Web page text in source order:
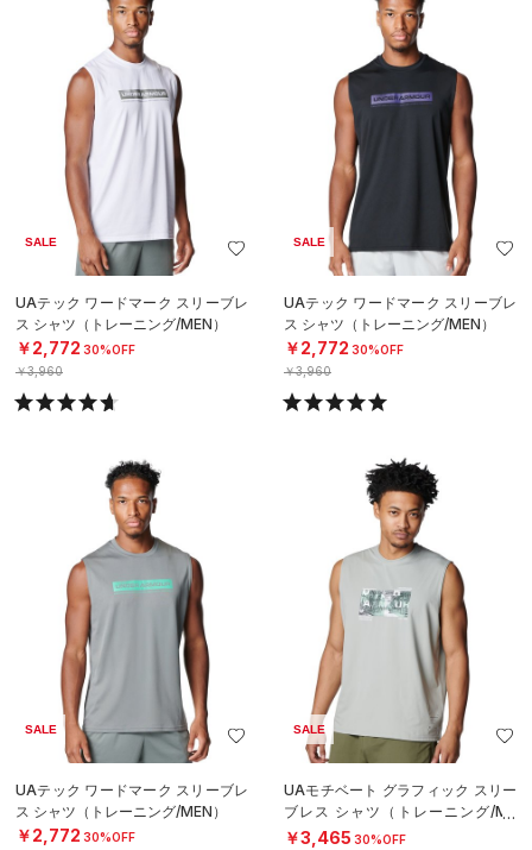
SALE
UAテック ワードマーク スリーブレ
ス シャツ（トレーニング/MEN）
￥2,772 30%OFF
￥3,960
SALE
UAテック ワードマーク スリーブレ
ス シャツ（トレーニング/MEN）
￥2,772 30%OFF
￥3,960
SALE
UAテック ワードマーク スリーブレ
ス シャツ（トレーニング/MEN）
￥2,772 30%OFF
SALE
UAモチベート グラフィック スリー
ブレス シャツ（トレーニング/ME
N）
￥3,465 30%OFF